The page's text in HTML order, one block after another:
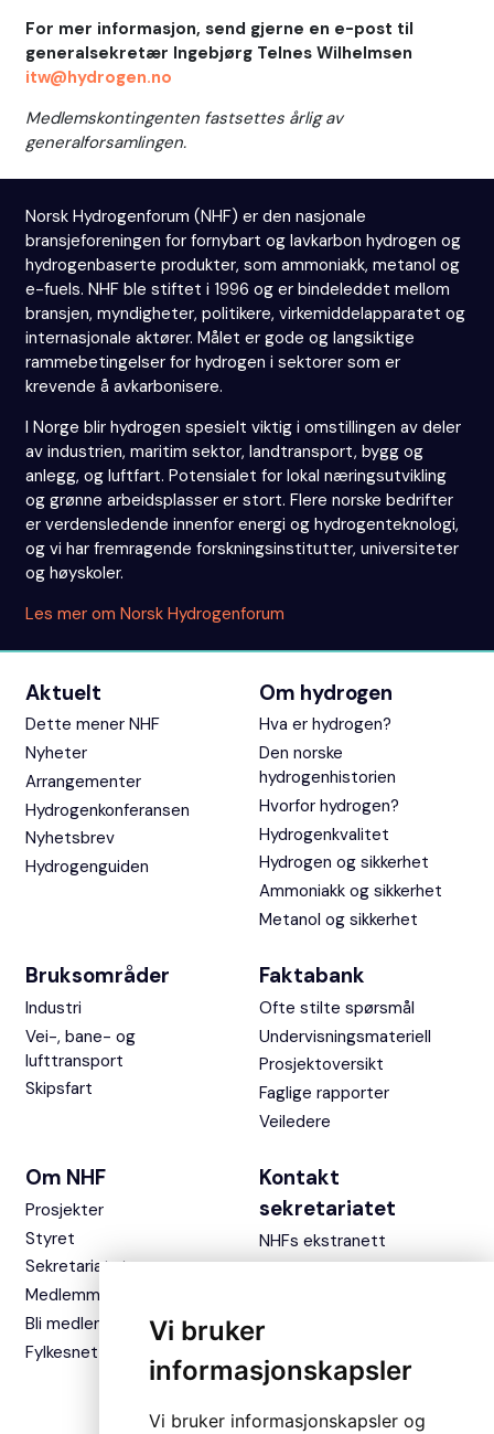
Vi bruker
informasjonskapsler
Vi bruker informasjonskapsler og
For mer informasjon, send gjerne en e-post til
generalsekretær Ingebjørg Telnes Wilhelmsen
itw@hydrogen.no
Medlemskontingenten fastsettes årlig av
generalforsamlingen.
Norsk Hydrogenforum (NHF) er den nasjonale
bransjeforeningen for fornybart og lavkarbon hydrogen og
hydrogenbaserte produkter, som ammoniakk, metanol og
e-fuels. NHF ble stiftet i 1996 og er bindeleddet mellom
bransjen, myndigheter, politikere, virkemiddelapparatet og
internasjonale aktører. Målet er gode og langsiktige
rammebetingelser for hydrogen i sektorer som er
krevende å avkarbonisere.
I Norge blir hydrogen spesielt viktig i omstillingen av deler
av industrien, maritim sektor, landtransport, bygg og
anlegg, og luftfart. Potensialet for lokal næringsutvikling
og grønne arbeidsplasser er stort. Flere norske bedrifter
er verdensledende innenfor energi og hydrogenteknologi,
og vi har fremragende forskningsinstitutter, universiteter
og høyskoler.
Les mer om Norsk Hydrogenforum
Aktuelt
Dette mener NHF
Nyheter
Arrangementer
Hydrogenkonferansen
Nyhetsbrev
Hydrogenguiden
Om hydrogen
Hva er hydrogen?
Den norske
hydrogenhistorien
Hvorfor hydrogen?
Hydrogenkvalitet
Hydrogen og sikkerhet
Ammoniakk og sikkerhet
Metanol og sikkerhet
Bruksområder
Industri
Vei-, bane- og
lufttransport
Skipsfart
Faktabank
Ofte stilte spørsmål
Undervisningsmateriell
Prosjektoversikt
Faglige rapporter
Veiledere
Om NHF
Prosjekter
Styret
Sekretariatet
Medlemmer
Bli medlem
Fylkesnettverket
Kontakt
sekretariatet
NHFs ekstranett